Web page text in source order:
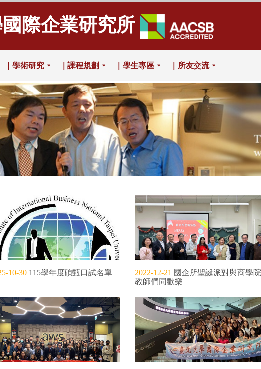
際企業研究所
｜學術研究 ｜課程規劃 ｜學生專區 ｜所友交流
10-30115學年度碩甄口試名單 2022-12-21 國企所聖誕派對與商學院
教師們同歡樂